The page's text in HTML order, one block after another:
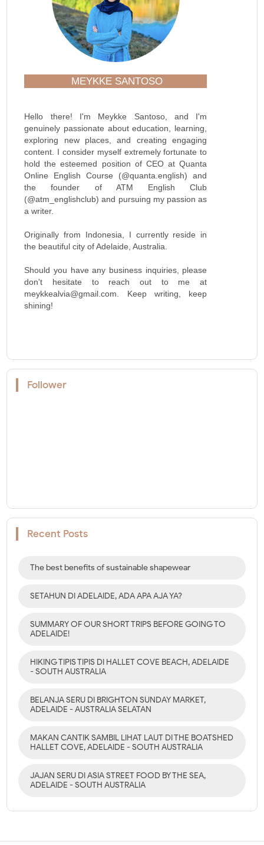
MEYKKE SANTOSO
Hello there! I'm Meykke Santoso, and I'm
genuinely passionate about education, learning,
exploring new places, and creating engaging
content. I consider myself extremely fortunate to
hold the esteemed position of CEO at Quanta
Online English Course (@quanta.english) and
the founder of ATM English Club
(@atm_englishclub) and pursuing my passion as
a writer.
Originally from Indonesia, I currently reside in
the beautiful city of Adelaide, Australia.
Should you have any business inquiries, please
don't hesitate to reach out to me at
meykkealvia@gmail.com. Keep writing, keep
shining!
Follower
Recent Posts
The best benefits of sustainable shapewear
SETAHUN DI ADELAIDE, ADA APA AJA YA?
SUMMARY OF OUR SHORT TRIPS BEFORE GOING TO
ADELAIDE!
HIKING TIPIS TIPIS DI HALLET COVE BEACH, ADELAIDE
- SOUTH AUSTRALIA
BELANJA SERU DI BRIGHTON SUNDAY MARKET,
ADELAIDE - AUSTRALIA SELATAN
MAKAN CANTIK SAMBIL LIHAT LAUT DI THE BOATSHED
HALLET COVE, ADELAIDE - SOUTH AUSTRALIA
JAJAN SERU DI ASIA STREET FOOD BY THE SEA,
ADELAIDE - SOUTH AUSTRALIA